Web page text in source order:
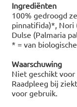
Ingrediënten
100% gedroogd
pinnatifida)*, Nori
Dulse (Palmaria
* = van
Waarschuwing
Niet geschikt voor
Raadpleeg bij
voor gebruik.